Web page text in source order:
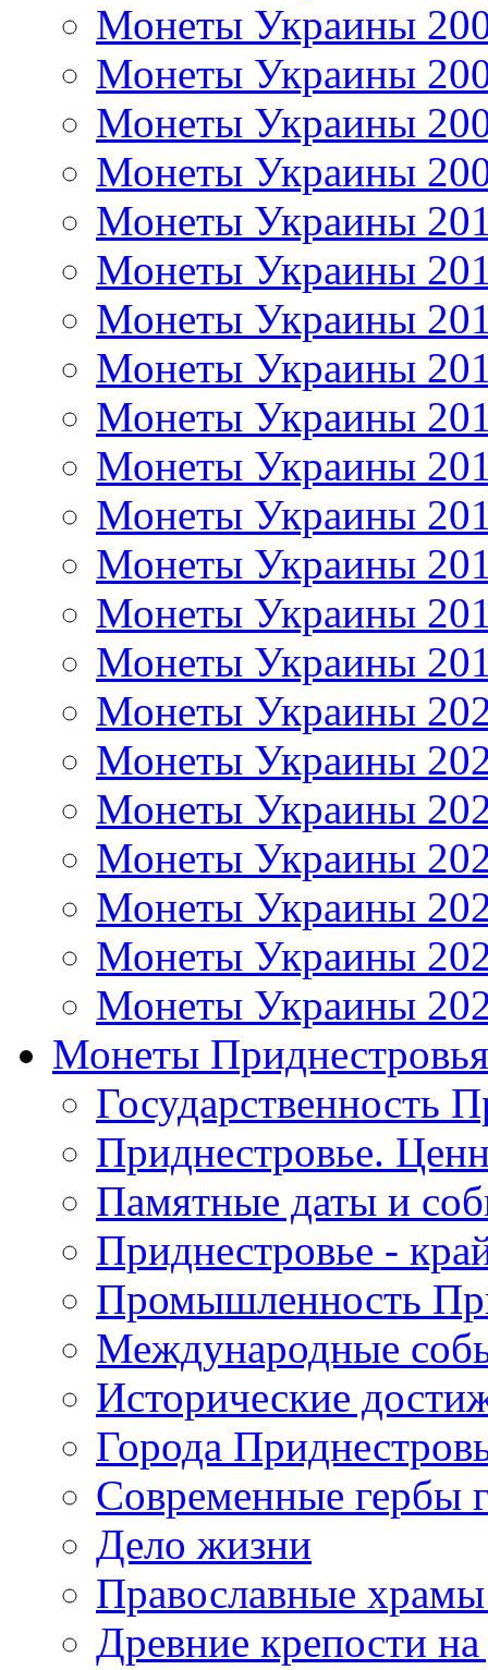
Монеты Украины
Монеты Украины
Монеты Украины
Монеты Украины
Монеты Украины
Монеты Украины
Монеты Украины
Монеты Украины
Монеты Украины
Монеты Украины
Монеты Украины
Монеты Украины
Монеты Украины
Монеты Украины
Монеты Украины
Монеты Украины
Монеты Украины
Монеты Украины
Монеты Украины
Монеты Украины
Монеты Украины
Монеты Приднестровья
Государственность
Приднестровье.
Памятные даты и
Приднестровье -
Промышленность
Международные
Исторические
Города
Современные гербы
Дело жизни
Православные
Древние крепости